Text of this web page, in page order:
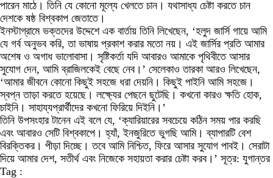
পারেন মাঠে। তিনি যে কোনো মূল্যে খেলতে চান। যথাসাধ্য চেষ্টা করতে চান
দেশকে ষষ্ঠ বিশ্বকাপ জেতাতে।
ইনস্টাগ্রামে ভক্তদের উদ্দেশে এক বার্তায় তিনি লিখেছেন, ‘হলুদ জার্সি গায়ে আমি
যে গর্ব অনুভব করি, তা ভাষায় প্রকাশ করার মতো নয়। এই জার্সির প্রতি আমার
অশেষ ও অগাধ ভালোবাসা। সৃষ্টিকর্তা যদি আবারও আমাকে পৃথিবীতে আসার
সুযোগ দেন, আমি ব্রাজিলকেই বেছে নেব।’ সেলেকাও তারকা আরও লিখেছেন,
‘আমার জীবনে কোনো কিছুই সহজে ধরা দেয়নি। কিছুই পাইনি আমি সহজে।
স্বপ্ন তাড়া করতে হয়েছে। লক্ষ্যের পেছনে ছুটেছি। কখনো কারও ক্ষতি হোক,
চাইনি। সাহায্যপ্রার্থীদের কখনো ফিরিয়ে দিইনি।’
তিনি উপসংহার টানেন এই বলে যে, ‘ক্যারিয়ারের সবচেয়ে কঠিন সময় পার করছি
এবং আবারও সেটি বিশ্বকাপে। হ্যাঁ, ইনজুরিতে ভুগছি আমি। ব্যাপারটি বেশ
বিরক্তিকর। পীড়া দিচ্ছে। তবে আমি নিশ্চিত, ফিরে আসার সুযোগ পাবই। সেরাটা
দিয়ে আমার দেশ, সতীর্থ এবং নিজেকে সহায়তা করার চেষ্টা করব।’ সূত্র: যুগান্তর
Tag :